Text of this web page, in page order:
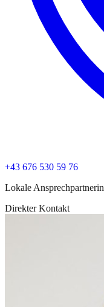
+43 676 530 59 76
Lokale Ansprechpartnerin
Direkter Kontakt